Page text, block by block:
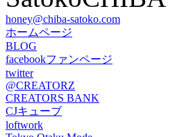
honey@chiba-satoko.com
ホームページ
BLOG
facebookファンページ
twitter
@CREATORZ
CREATORS BANK
CJキューブ
loftwork